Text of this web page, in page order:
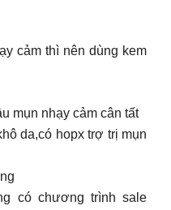
cảm thì nên dùng kem
mụn nhạy cảm cân tất
da,có hopx trợ trị mụn
có chương trình sale